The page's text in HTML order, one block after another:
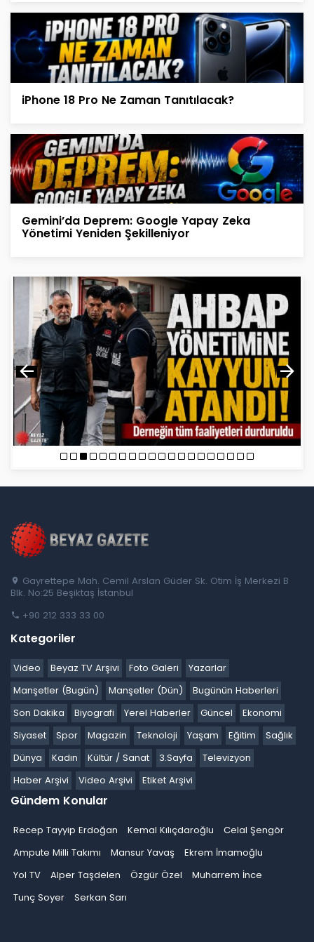
iPhone 18 Pro Ne Zaman Tanıtılacak?
Gemini’da Deprem: Google Yapay Zeka
Yönetimi Yeniden Şekilleniyor
Gayrettepe Mah. Cemil Arslan Güder Sk. Otim İş Merkezi B
Blk. No:25 Beşiktaş İstanbul
+90 212 333 33 00
Kategoriler
Video Beyaz TV Arşivi Foto Galeri
Yazarlar
Manşetler (Bugün)
Manşetler (Dün)
Bugünün Haberleri
Son Dakika
Biyografi Yerel Haberler Güncel
Ekonomi
Siyaset
Spor Magazin Teknoloji Yaşam Eğitim
Sağlık
Dünya
Kadın Kültür / Sanat 3.Sayfa
Televizyon
Haber Arşivi
Video Arşivi Etiket Arşivi
Gündem Konular
Recep Tayyip Erdoğan Kemal Kılıçdaroğlu
Celal Şengör
Ampute Milli Takımı
Mansur Yavaş
Ekrem İmamoğlu
Yol TV
Alper Taşdelen Özgür Özel
Muharrem İnce
Tunç Soyer
Serkan Sarı